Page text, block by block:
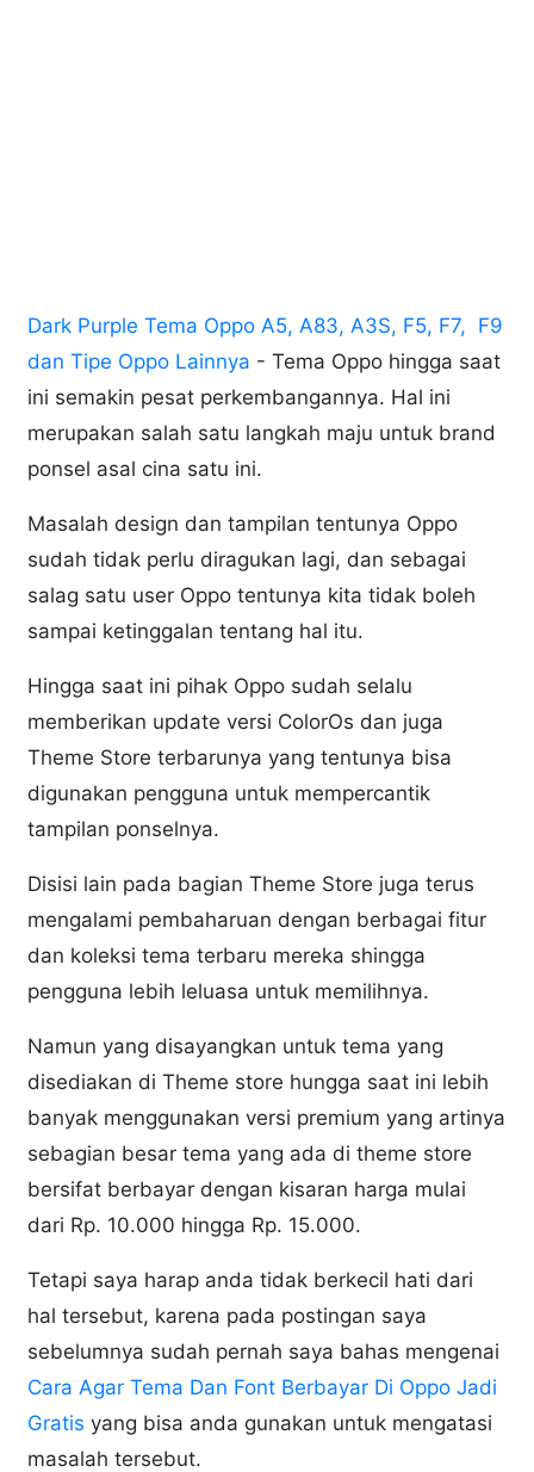
Dark Purple Tema Oppo A5, A83, A3S, F5, F7, F9
dan Tipe Oppo Lainnya - Tema Oppo hingga saat
ini semakin pesat perkembangannya. Hal ini
merupakan salah satu langkah maju untuk brand
ponsel asal cina satu ini.
Masalah design dan tampilan tentunya Oppo
sudah tidak perlu diragukan lagi, dan sebagai
salag satu user Oppo tentunya kita tidak boleh
sampai ketinggalan tentang hal itu.
Hingga saat ini pihak Oppo sudah selalu
memberikan update versi ColorOs dan juga
Theme Store terbarunya yang tentunya bisa
digunakan pengguna untuk mempercantik
tampilan ponselnya.
Disisi lain pada bagian Theme Store juga terus
mengalami pembaharuan dengan berbagai fitur
dan koleksi tema terbaru mereka shingga
pengguna lebih leluasa untuk memilihnya.
Namun yang disayangkan untuk tema yang
disediakan di Theme store hungga saat ini lebih
banyak menggunakan versi premium yang artinya
sebagian besar tema yang ada di theme store
bersifat berbayar dengan kisaran harga mulai
dari Rp. 10.000 hingga Rp. 15.000.
Tetapi saya harap anda tidak berkecil hati dari
hal tersebut, karena pada postingan saya
sebelumnya sudah pernah saya bahas mengenai
Cara Agar Tema Dan Font Berbayar Di Oppo Jadi
Gratisyang bisa anda gunakan untuk mengatasi
masalah tersebut.